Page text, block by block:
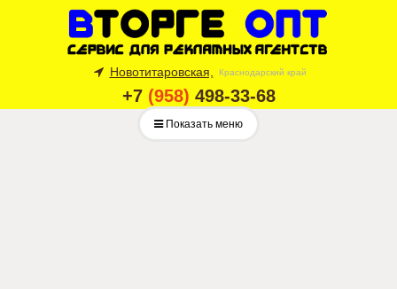
Новотитаровская, Краснодарский край
+7 (958) 498-33-68
Показать меню